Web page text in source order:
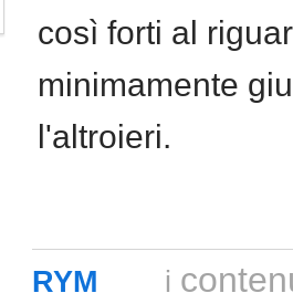
così forti al
minimamente
l'altroieri.
RYM i